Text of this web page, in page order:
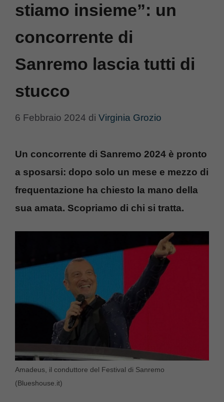
stiamo insieme”: un
concorrente di
Sanremo lascia tutti di
stucco
6 Febbraio 2024 di Virginia Grozio
Un concorrente di Sanremo 2024 è pronto
a sposarsi: dopo solo un mese e mezzo di
frequentazione ha chiesto la mano della
sua amata. Scopriamo di chi si tratta.
Amadeus, il conduttore del Festival di Sanremo
(Blueshouse.it)